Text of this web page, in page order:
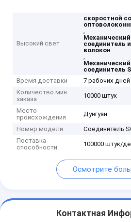
Высокий свет
скоростной
,
соединитель
волокон
,
соединитель
Время доставки
7 рабочих дней
Количество мин
заказа
10000 штук
Место
происхождения
Дунгуан
Номер модели
Соединитель
Поставка
способности
100000 штук/
Осмотрите
Контактная